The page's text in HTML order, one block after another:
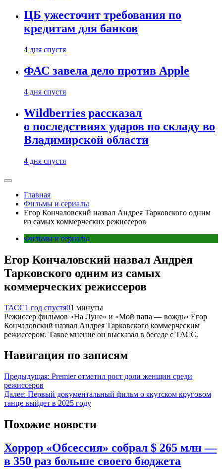
ЦБ ужесточит требования по
кредитам для банков
4 дня спустя
ФАС завела дело против Apple
4 дня спустя
Wildberries рассказал
о последствиях ударов по складу во
Владимирской области
4 дня спустя
Главная
Фильмы и сериалы
Егор Кончаловский назвал Андрея Тарковского одним
из самых коммерческих режиссеров
Фильмы и сериалы
Егор Кончаловский назвал Андрея
Тарковского одним из самых
коммерческих режиссеров
ТАСС1 год спустя01 минуты
Режиссер фильмов «На Луне» и «Мой папа — вождь» Егор
Кончаловский назвал Андрея Тарковского коммерческим
режиссером. Такое мнение он высказал в беседе с ТАСС.
Навигация по записям
Предыдущая: Premier отметил рост доли женщин среди
режиссеров
Далее: Первый документальный фильм о якутском круговом
танце выйдет в 2025 году
Похожие новости
Хоррор «Обсессия» собрал $ 265 млн —
в 350 раз больше своего бюджета